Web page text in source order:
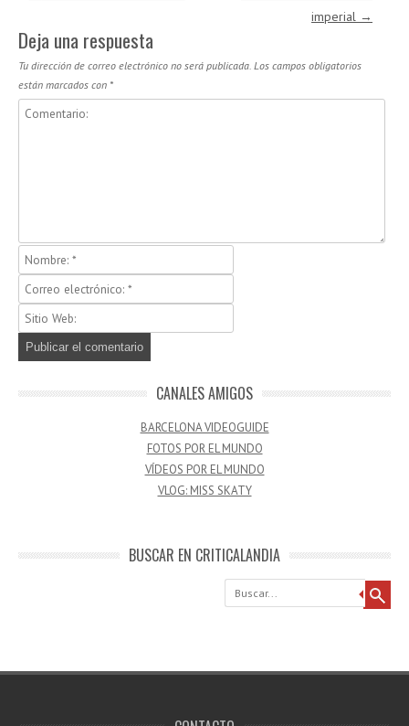
imperial →
Deja una respuesta
Tu dirección de correo electrónico no será publicada. Los campos obligatorios
están marcados con *
CANALES AMIGOS
BARCELONA VIDEOGUIDE
FOTOS POR EL MUNDO
VÍDEOS POR EL MUNDO
VLOG: MISS SKATY
BUSCAR EN CRITICALANDIA
Buscar